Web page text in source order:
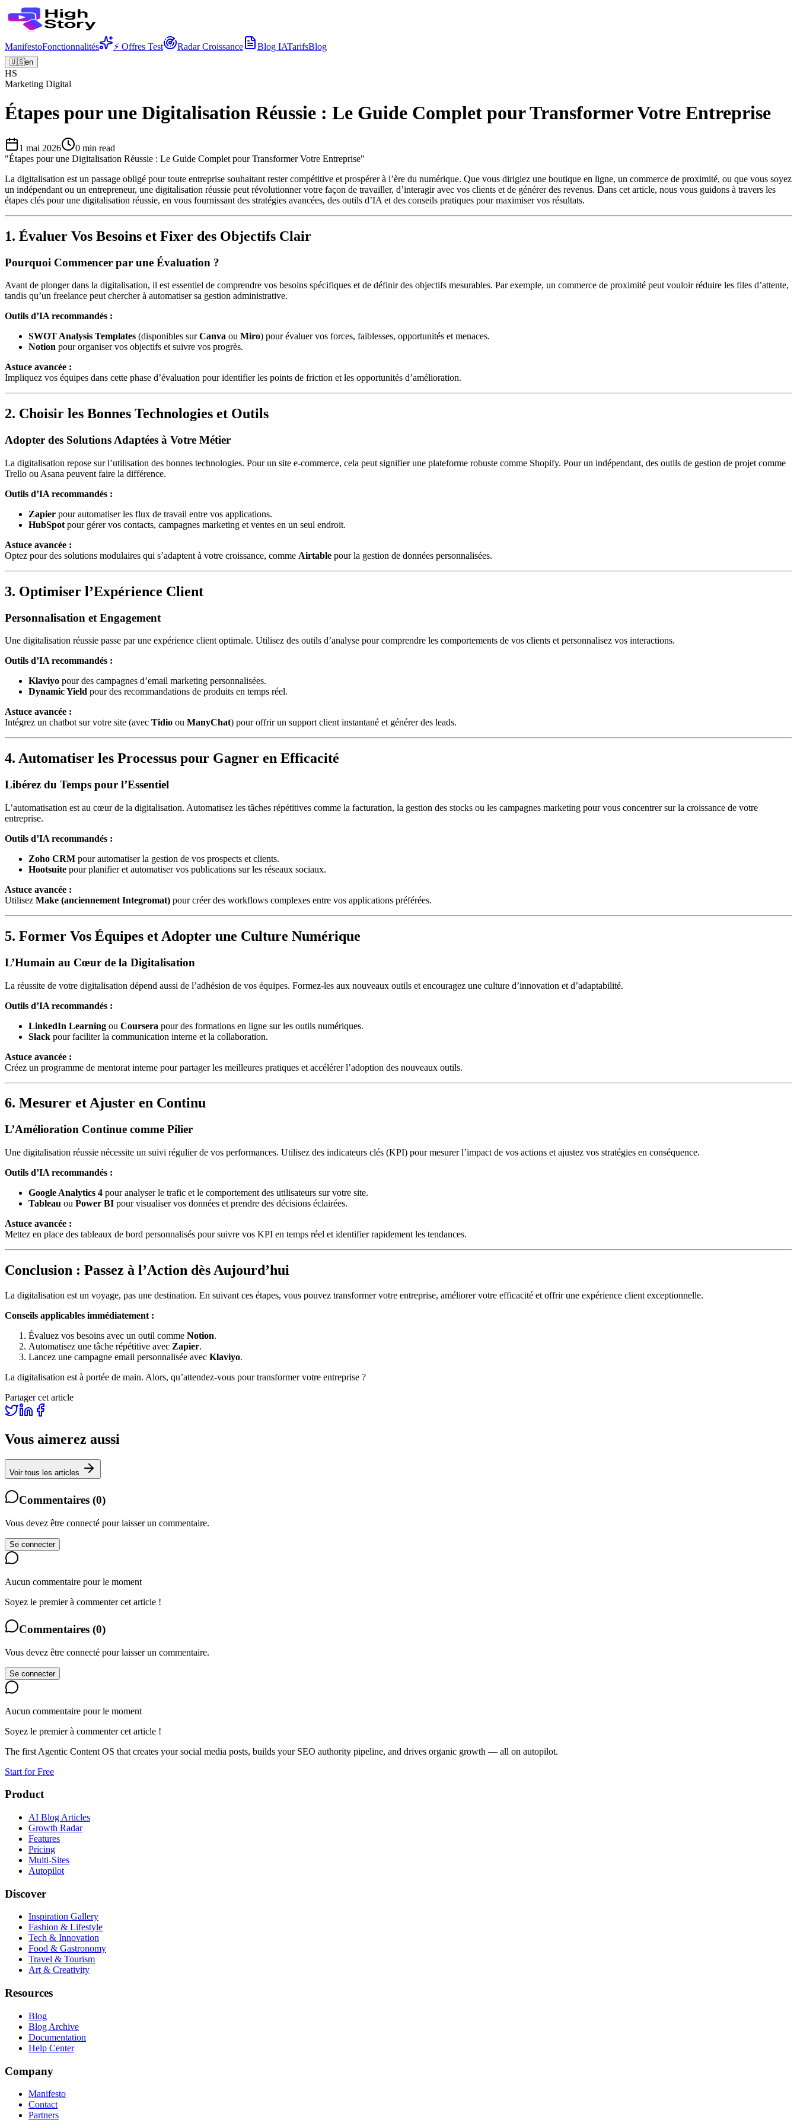
ManifestoFonctionnalités ⚡ Offres Test Radar Croissance Blog IATarifsBlog
🇺🇸en
HS
Marketing Digital
Étapes pour une Digitalisation Réussie : Le Guide Complet pour Transformer Votre Entreprise
1 mai 2026 0 min read
"Étapes pour une Digitalisation Réussie : Le Guide Complet pour Transformer Votre Entreprise"
La digitalisation est un passage obligé pour toute entreprise souhaitant rester compétitive et prospérer à l’ère du numérique. Que vous dirigiez une boutique en ligne, un commerce de proximité, ou que vous soyez
un indépendant ou un entrepreneur, une digitalisation réussie peut révolutionner votre façon de travailler, d’interagir avec vos clients et de générer des revenus. Dans cet article, nous vous guidons à travers les
étapes clés pour une digitalisation réussie, en vous fournissant des stratégies avancées, des outils d’IA et des conseils pratiques pour maximiser vos résultats.
1. Évaluer Vos Besoins et Fixer des Objectifs Clair
Pourquoi Commencer par une Évaluation ?
Avant de plonger dans la digitalisation, il est essentiel de comprendre vos besoins spécifiques et de définir des objectifs mesurables. Par exemple, un commerce de proximité peut vouloir réduire les files d’attente,
tandis qu’un freelance peut chercher à automatiser sa gestion administrative.
Outils d’IA recommandés :
SWOT Analysis Templates (disponibles surCanva ou Miro) pour évaluer vos forces, faiblesses, opportunités et menaces.
Notion pour organiser vos objectifs et suivre vos progrès.
Astuce avancée :
Impliquez vos équipes dans cette phase d’évaluation pour identifier les points de friction et les opportunités d’amélioration.
2. Choisir les Bonnes Technologies et Outils
Adopter des Solutions Adaptées à Votre Métier
La digitalisation repose sur l’utilisation des bonnes technologies. Pour un site e-commerce, cela peut signifier une plateforme robuste comme Shopify. Pour un indépendant, des outils de gestion de projet comme
Trello ou Asana peuvent faire la différence.
Outils d’IA recommandés :
Zapier pour automatiser les flux de travail entre vos applications.
HubSpot pour gérer vos contacts, campagnes marketing et ventes en un seul endroit.
Astuce avancée :
Optez pour des solutions modulaires qui s’adaptent à votre croissance, comme Airtable pour la gestion de données personnalisées.
3. Optimiser l’Expérience Client
Personnalisation et Engagement
Une digitalisation réussie passe par une expérience client optimale. Utilisez des outils d’analyse pour comprendre les comportements de vos clients et personnalisez vos interactions.
Outils d’IA recommandés :
Klaviyo pour des campagnes d’email marketing personnalisées.
Dynamic Yield pour des recommandations de produits en temps réel.
Astuce avancée :
Intégrez un chatbot sur votre site (avec Tidio ou ManyChat) pour offrir un support client instantané et générer des leads.
4. Automatiser les Processus pour Gagner en Efficacité
Libérez du Temps pour l’Essentiel
L’automatisation est au cœur de la digitalisation. Automatisez les tâches répétitives comme la facturation, la gestion des stocks ou les campagnes marketing pour vous concentrer sur la croissance de votre
entreprise.
Outils d’IA recommandés :
Zoho CRM pour automatiser la gestion de vos prospects et clients.
Hootsuite pour planifier et automatiser vos publications sur les réseaux sociaux.
Astuce avancée :
Utilisez Make (anciennement Integromat) pour créer des workflows complexes entre vos applications préférées.
5. Former Vos Équipes et Adopter une Culture Numérique
L’Humain au Cœur de la Digitalisation
La réussite de votre digitalisation dépend aussi de l’adhésion de vos équipes. Formez-les aux nouveaux outils et encouragez une culture d’innovation et d’adaptabilité.
Outils d’IA recommandés :
LinkedIn Learning ou Coursera pour des formations en ligne sur les outils numériques.
Slack pour faciliter la communication interne et la collaboration.
Astuce avancée :
Créez un programme de mentorat interne pour partager les meilleures pratiques et accélérer l’adoption des nouveaux outils.
6. Mesurer et Ajuster en Continu
L’Amélioration Continue comme Pilier
Une digitalisation réussie nécessite un suivi régulier de vos performances. Utilisez des indicateurs clés (KPI) pour mesurer l’impact de vos actions et ajustez vos stratégies en conséquence.
Outils d’IA recommandés :
Google Analytics 4 pour analyser le trafic et le comportement des utilisateurs sur votre site.
Tableau ou Power BI pour visualiser vos données et prendre des décisions éclairées.
Astuce avancée :
Mettez en place des tableaux de bord personnalisés pour suivre vos KPI en temps réel et identifier rapidement les tendances.
Conclusion : Passez à l’Action dès Aujourd’hui
La digitalisation est un voyage, pas une destination. En suivant ces étapes, vous pouvez transformer votre entreprise, améliorer votre efficacité et offrir une expérience client exceptionnelle.
Conseils applicables immédiatement :
Évaluez vos besoins avec un outil comme Notion.
Automatisez une tâche répétitive avec Zapier.
Lancez une campagne email personnalisée avec Klaviyo.
La digitalisation est à portée de main. Alors, qu’attendez-vous pour transformer votre entreprise ?
Partager cet article
Vous aimerez aussi
Voir tous les articles
Commentaires (0)
Vous devez être connecté pour laisser un commentaire.
Se connecter
Aucun commentaire pour le moment
Soyez le premier à commenter cet article !
Commentaires (0)
Vous devez être connecté pour laisser un commentaire.
Se connecter
Aucun commentaire pour le moment
Soyez le premier à commenter cet article !
The first Agentic Content OS that creates your social media posts, builds your SEO authority pipeline, and drives organic growth — all on autopilot.
Start for Free
Product
AI Blog Articles
Growth Radar
Features
Pricing
Multi-Sites
Autopilot
Discover
Inspiration Gallery
Fashion & Lifestyle
Tech & Innovation
Food & Gastronomy
Travel & Tourism
Art & Creativity
Resources
Blog
Blog Archive
Documentation
Help Center
Company
Manifesto
Contact
Partners